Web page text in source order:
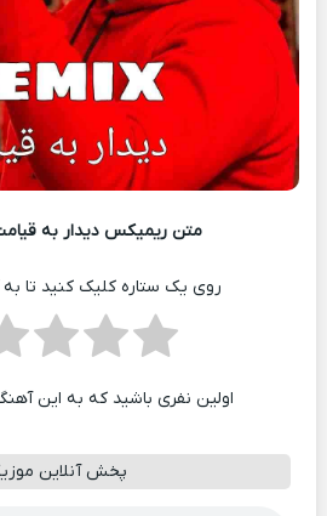
متن ریمیکس دیدار به
روی یک ستاره کلیک کنید تا به
اولین نفری باشید که به این
پخش آنلاین